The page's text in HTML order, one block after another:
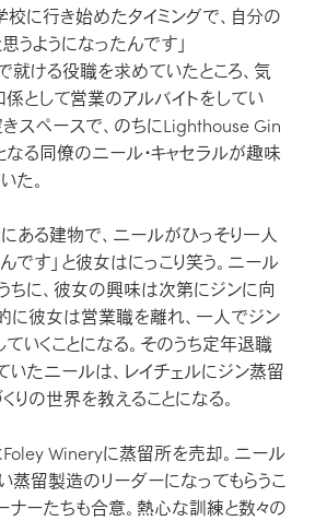
校に行き始めたタイミングで、自分の
うようになったんです」
就ける役職を求めていたところ、気
として営業のアルバイトをしてい
スペースで、のちにLighthouse Gin
る同僚のニール・キャセラルが趣味
た。
ある建物で、ニールがひっそり一人
です」と彼女はにっこり笑う。ニール
ちに、彼女の興味は次第にジンに向
に彼女は営業職を離れ、一人でジン
いくことになる。そのうち定年退職
いたニールは、レイチェルにジン蒸留
りの世界を教えることになる。
Wineryに蒸留所を売却。ニール
蒸留製造のリーダーになってもらうこ
ナーたちも合意。熱心な訓練と数々の